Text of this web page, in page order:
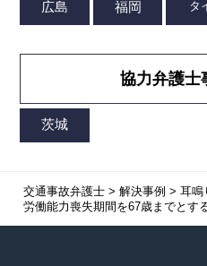
協力弁護士
交通事故弁護士> 解決事例 > 耳鳴
労働能力喪失期間を67歳までとす